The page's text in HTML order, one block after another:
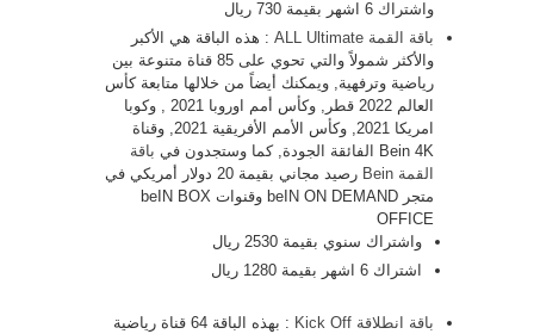
واشتراك 6 اشهر بقيمة 730 ريال
باقة القمة ALL Ultimate
: هذه الباقة هي الأكبر
والأكثر شمولاً والتي تحوي على 85 قناة متنوعة بين
رياضية وترفهية, ويمكنك أيضاً من خلالها متابعة كأس
العالم 2022 قطر, وكأس أمم اوروبا 2021 , وكوبا
امريكا 2021, وكأس الأمم الأفريقية 2021, وقناة
Bein 4K الفائقة الجودة, كما وستجدون في
باقة
القمة Bein
رصيد مجاني بقيمة 20 دولار أمريكي في
متجر beIN ON DEMAND وقنوات beIN BOX
OFFICE
واشتراك سنوي بقيمة 2530 ريال
اشتراك 6 اشهر بقيمة 1280 ريال
باقة انطلاقة Kick Off
: بهذه الباقة 64 قناة رياضية